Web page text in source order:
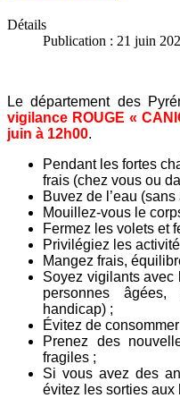
Détails
Publication : 21 juin
Le département des
vigilance ROUGE «
juin à 12h00.
Pendant les fortes
frais (chez vous ou
Buvez de l’eau
Mouillez-vous le
Fermez les volets et
Privilégiez les
Mangez frais,
Soyez vigilants avec
personnes
handicap) ;
Évitez de
Prenez des
fragiles ;
Si vous avez des
évitez les sorties aux